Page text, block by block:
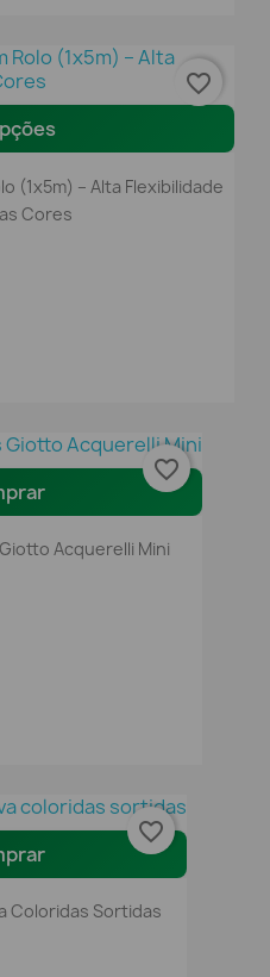
(1x5m) – Alta Flexibilidade
Cores
favorite_border
Acquerelli Mini
favorite_border
Coloridas Sortidas
favorite_border